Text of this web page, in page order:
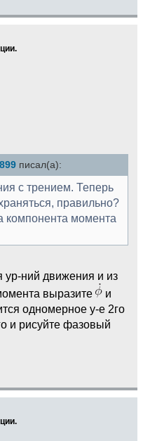
писал(а):
с трением. Теперь
правильно?
компонента момента
ур-ний движения и из
выразите
и
одномерное у-е 2го
и рисуйте фазовый